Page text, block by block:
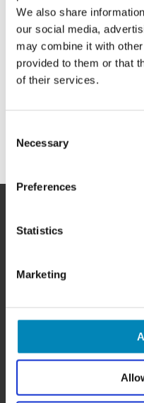
We also share
our social media,
may combine it with
provided to them or that
of their services.
Selection
Necessary
Preferences
Statistics
Marketing
HER FINDER DU OS
9200 Aalborg SV
CVR: 27428959